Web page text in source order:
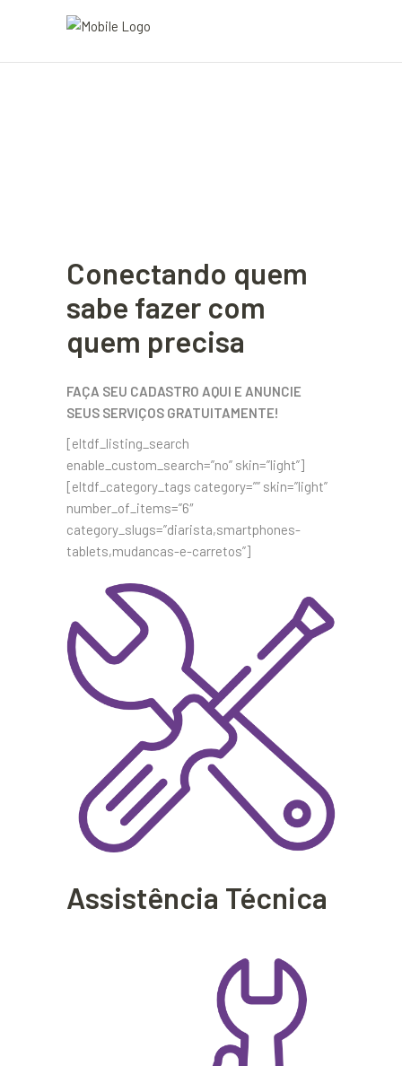
Conectando quem
sabe fazer com
quem precisa
FAÇA SEU CADASTRO AQUI E ANUNCIE
SEUS SERVIÇOS GRATUITAMENTE!
[eltdf_listing_search
enable_custom_search=”no” skin=”light”]
[eltdf_category_tags category=”” skin=”light”
number_of_items=”6″
category_slugs=”diarista,smartphones-
tablets,mudancas-e-carretos”]
Assistência Técnica